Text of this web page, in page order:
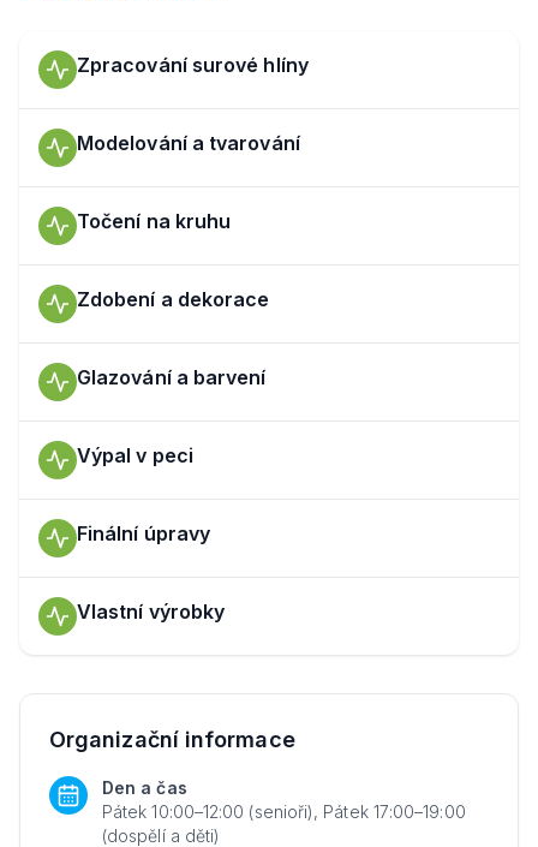
Zpracování surové hlíny
Modelování a tvarování
Točení na kruhu
Zdobení a dekorace
Glazování a barvení
Výpal v peci
Finální úpravy
Vlastní výrobky
Organizační informace
Den a čas
Pátek 10:00–12:00 (senioři), Pátek 17:00–19:00
(dospělí a děti)